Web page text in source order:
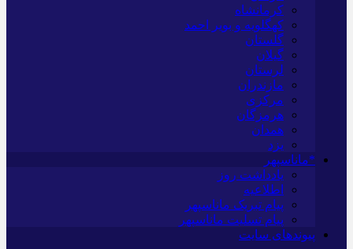
کرمانشاه
کهگلویه و بویر احمد
گلستان
گیلان
لرستان
مازندران
مرکزی
هرمزگان
همدان
یزد
*ماناسپهر
یادداشت روز
اطلاعیه
پیام تبریک ماناسپهر
پیام تسلیت ماناسپهر
پیوندهای سایت